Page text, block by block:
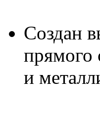
Создан
прямого
и